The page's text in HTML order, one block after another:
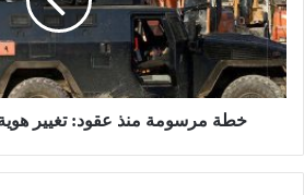
خطة مرسومة منذ عقود: تغيير